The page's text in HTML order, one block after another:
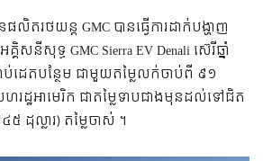
លិតរថយន្ត GMC បានធ្វើការដាក់បង្ហាញ
នីសុទ្ធ GMC Sierra EV Denali ស៊េរីឆ្នាំ
ដេតបន្ថែម ជាមួយតម្លៃលក់ចាប់ពី ៩១
រដ្ឋអាមេរិក ជាតម្លៃទាបជាងមុនដល់ទៅជិត
ដុល្លារ) តម្លៃចាស់ ។